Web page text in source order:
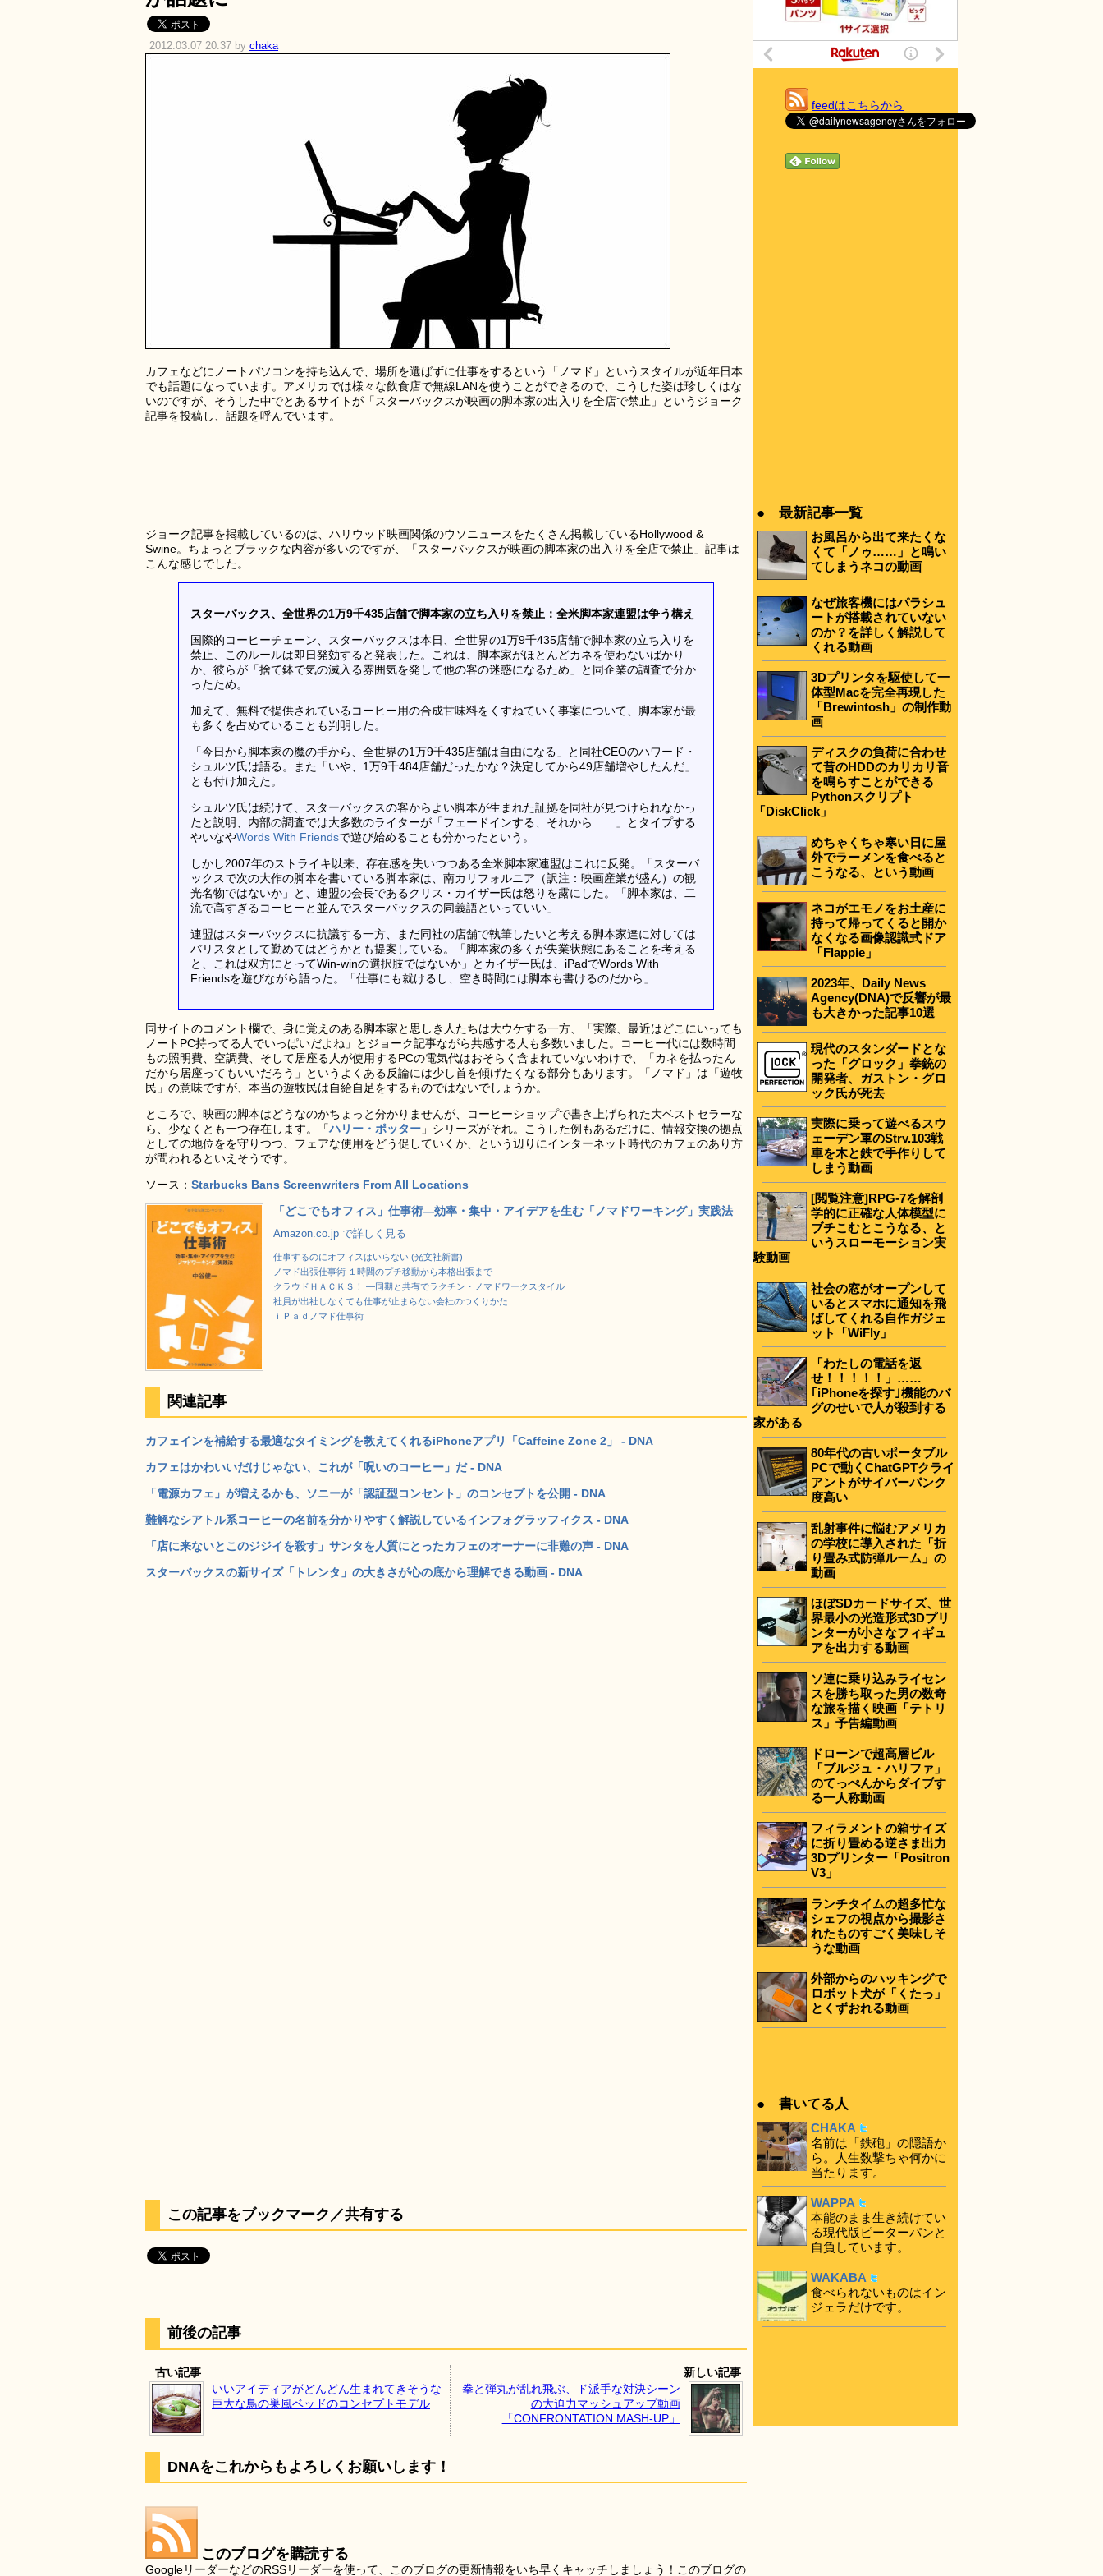
2012.03.07 20:37 by chaka
カフェなどにノートパソコンを持ち込んで、場所を選ばずに仕事をするという「ノマド」というスタイルが近年日本
でも話題になっています。アメリカでは様々な飲食店で無線LANを使うことができるので、こうした姿は珍しくはな
いのですが、そうした中でとあるサイトが「スターバックスが映画の脚本家の出入りを全店で禁止」というジョーク
記事を投稿し、話題を呼んでいます。
ジョーク記事を掲載しているのは、ハリウッド映画関係のウソニュースをたくさん掲載しているHollywood &
Swine。ちょっとブラックな内容が多いのですが、「スターバックスが映画の脚本家の出入りを全店で禁止」記事は
こんな感じでした。
スターバックス、全世界の1万9千435店舗で脚本家の立ち入りを禁止：全米脚本家連盟は争う構え
国際的コーヒーチェーン、スターバックスは本日、全世界の1万9千435店舗で脚本家の立ち入りを
禁止、このルールは即日発効すると発表した。これは、脚本家がほとんどカネを使わないばかり
か、彼らが「捨て鉢で気の滅入る雰囲気を発して他の客の迷惑になるため」と同企業の調査で分か
ったため。
加えて、無料で提供されているコーヒー用の合成甘味料をくすねていく事案について、脚本家が最
も多くを占めていることも判明した。
「今日から脚本家の魔の手から、全世界の1万9千435店舗は自由になる」と同社CEOのハワード・
シュルツ氏は語る。また「いや、1万9千484店舗だったかな？決定してから49店舗増やしたんだ」
とも付け加えた。
シュルツ氏は続けて、スターバックスの客からよい脚本が生まれた証拠を同社が見つけられなかっ
たと説明、内部の調査では大多数のライターが「フェードインする、それから……」とタイプする
やいなやWords With Friendsで遊び始めることも分かったという。
しかし2007年のストライキ以来、存在感を失いつつある全米脚本家連盟はこれに反発。「スターバ
ックスで次の大作の脚本を書いている脚本家は、南カリフォルニア（訳注：映画産業が盛ん）の観
光名物ではないか」と、連盟の会長であるクリス・カイザー氏は怒りを露にした。「脚本家は、二
流で高すぎるコーヒーと並んでスターバックスの同義語といっていい」
連盟はスターバックスに抗議する一方、まだ同社の店舗で執筆したいと考える脚本家達に対しては
バリスタとして勤めてはどうかとも提案している。「脚本家の多くが失業状態にあることを考える
と、これは双方にとってWin-winの選択肢ではないか」とカイザー氏は、iPadでWords With
Friendsを遊びながら語った。「仕事にも就けるし、空き時間には脚本も書けるのだから」
同サイトのコメント欄で、身に覚えのある脚本家と思しき人たちは大ウケする一方、「実際、最近はどこにいっても
ノートPC持ってる人でいっぱいだよね」とジョーク記事ながら共感する人も多数いました。コーヒー代には数時間
もの照明費、空調費、そして居座る人が使用するPCの電気代はおそらく含まれていないわけで、「カネを払ったん
だから居座ってもいいだろう」というよくある反論には少し首を傾げたくなる部分もあります。「ノマド」は「遊牧
民」の意味ですが、本当の遊牧民は自給自足をするものではないでしょうか。
ところで、映画の脚本はどうなのかちょっと分かりませんが、コーヒーショップで書き上げられた大ベストセラーな
ら、少なくとも一つ存在します。「ハリー・ポッター 」シリーズがそれ。こうした例もあるだけに、情報交換の拠点
としての地位をを守りつつ、フェアな使用をどう促していくか、という辺りにインターネット時代のカフェのあり方
が問われるといえそうです。
ソース： Starbucks Bans Screenwriters From All Locations
「どこでもオフィス」仕事術―効率・集中・アイデアを生む「ノマドワーキング」実践法
Amazon.co.jp で詳しく見る
仕事するのにオフィスはいらない (光文社新書)
ノマド出張仕事術 １時間のプチ移動から本格出張まで
クラウドＨＡＣＫＳ！ ―同期と共有でラクチン・ノマドワークスタイル
社員が出社しなくても仕事が止まらない会社のつくりかた
ｉＰａｄノマド仕事術
関連記事
カフェインを補給する最適なタイミングを教えてくれるiPhoneアプリ「Caffeine Zone 2」 - DNA
カフェはかわいいだけじゃない、これが「呪いのコーヒー」だ - DNA
「電源カフェ」が増えるかも、ソニーが「認証型コンセント」のコンセプトを公開 - DNA
難解なシアトル系コーヒーの名前を分かりやすく解説しているインフォグラッフィクス - DNA
「店に来ないとこのジジイを殺す」サンタを人質にとったカフェのオーナーに非難の声 - DNA
スターバックスの新サイズ「トレンタ」の大きさが心の底から理解できる動画 - DNA
この記事をブックマーク／共有する
前後の記事
古い記事
いいアイディアがどんどん生まれてきそうな
巨大な鳥の巣風ベッドのコンセプトモデル
新しい記事
拳と弾丸が乱れ飛ぶ、ド派手な対決シーン
の大迫力マッシュアップ動画
「CONFRONTATION MASH-UP」
DNAをこれからもよろしくお願いします！
このブログを購読する
GoogleリーダーなどのRSSリーダーを使って、このブログの更新情報をいち早くキャッチしましょう！このブログの
feedはこちらから
● 最新記事一覧
お風呂から出て来たくな
くて「ノゥ……」と鳴い
てしまうネコの動画
なぜ旅客機にはパラシュ
ートが搭載されていない
のか？を詳しく解説して
くれる動画
3Dプリンタを駆使して一
体型Macを完全再現した
「Brewintosh」の制作動
画
ディスクの負荷に合わせ
て昔のHDDのカリカリ音
を鳴らすことができる
Pythonスクリプト
「DiskClick」
めちゃくちゃ寒い日に屋
外でラーメンを食べると
こうなる、という動画
ネコがエモノをお土産に
持って帰ってくると開か
なくなる画像認識式ドア
「Flappie」
2023年、Daily News
Agency(DNA)で反響が最
も大きかった記事10選
現代のスタンダードとな
った「グロック」拳銃の
開発者、ガストン・グロ
ック氏が死去
実際に乗って遊べるスウ
ェーデン軍のStrv.103戦
車を木と鉄で手作りして
しまう動画
[閲覧注意]RPG-7を解剖
学的に正確な人体模型に
ブチこむとこうなる、と
いうスローモーション実
験動画
社会の窓がオープンして
いるとスマホに通知を飛
ばしてくれる自作ガジェ
ット「WiFly」
「わたしの電話を返
せ！！！！！」……
｢iPhoneを探す｣機能のバ
グのせいで人が殺到する
家がある
80年代の古いポータブル
PCで動くChatGPTクライ
アントがサイバーパンク
度高い
乱射事件に悩むアメリカ
の学校に導入された「折
り畳み式防弾ルーム」の
動画
ほぼSDカードサイズ、世
界最小の光造形式3Dプリ
ンターが小さなフィギュ
アを出力する動画
ソ連に乗り込みライセン
スを勝ち取った男の数奇
な旅を描く映画「テトリ
ス」予告編動画
ドローンで超高層ビル
「ブルジュ・ハリファ」
のてっぺんからダイブす
る一人称動画
フィラメントの箱サイズ
に折り畳める逆さま出力
3Dプリンター「Positron
V3」
ランチタイムの超多忙な
シェフの視点から撮影さ
れたものすごく美味しそ
うな動画
外部からのハッキングで
ロボット犬が「くたっ」
とくずおれる動画
● 書いてる人
CHAKA
名前は「鉄砲」の隠語か
ら。人生数撃ちゃ何かに
当たります。
WAPPA
本能のまま生き続けてい
る現代版ピーターパンと
自負しています。
WAKABA
食べられないものはイン
ジェラだけです。